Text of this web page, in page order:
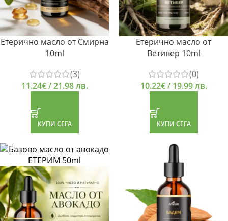
Етерично масло от Смирна
10ml
(3)
11.24€/ 21.98 лв.
КУПИ СЕГА
Етерично масло от
Ветивер 10ml
(0)
10.22€/ 19.99 лв.
КУПИ СЕГА